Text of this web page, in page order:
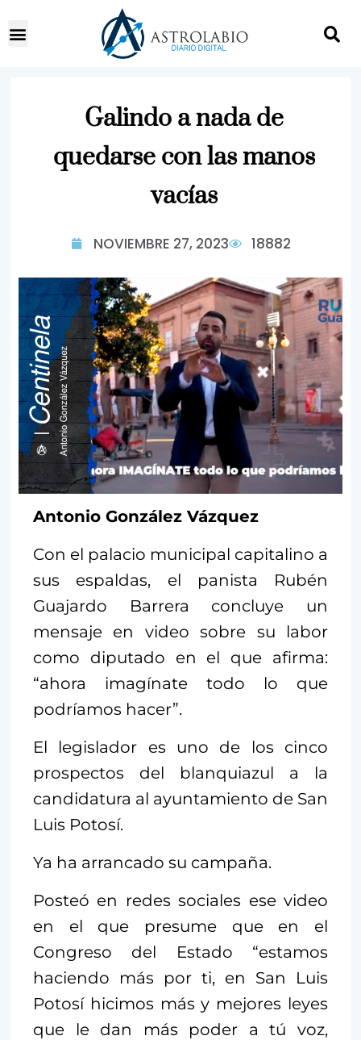
Galindo a nada de
quedarse con las manos
vacías
NOVIEMBRE 27, 2023 18882
Antonio González Vázquez
Con el palacio municipal capitalino a
sus espaldas, el panista Rubén
Guajardo Barrera concluye un
mensaje en video sobre su labor
como diputado en el que afirma:
“ahora imagínate todo lo que
podríamos hacer”.
El legislador es uno de los cinco
prospectos del blanquiazul a la
candidatura al ayuntamiento de San
Luis Potosí.
Ya ha arrancado su campaña.
Posteó en redes sociales ese video
en el que presume que en el
Congreso del Estado “estamos
haciendo más por ti, en San Luis
Potosí hicimos más y mejores leyes
que le dan más poder a tú voz,